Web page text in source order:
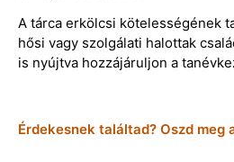
A tárca erkölcsi kötelességének
hősi vagy szolgálati halottak
is nyújtva hozzájáruljon a
Érdekesnek találtad? Oszd meg